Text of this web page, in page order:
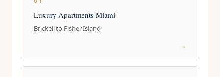
Luxury Apartments Miami
Brickell to Fisher Island
→